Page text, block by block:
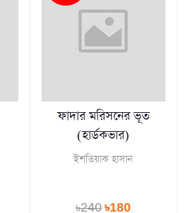
ফাদার মরিসনের ভূত
(হার্ডকভার)
ইশতিয়াক হাসান
৳240৳180